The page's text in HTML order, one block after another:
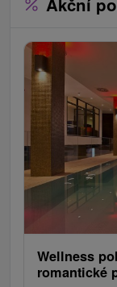
Wellness
romantické